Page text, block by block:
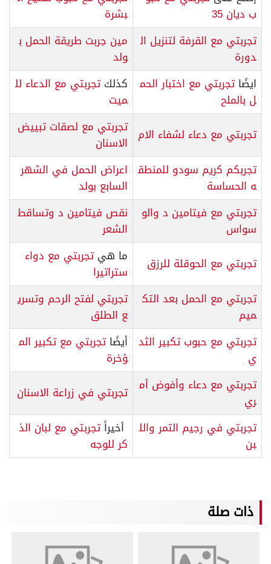
ب ديان 35
بشرة
تجربتي مع القرفة لتنزيل ال
دورة
مين جربت طريقة الحمل ب
ولد
ايضًاتجربتي مع اختبار الحم
ل بالملح
كذلكتجربتي مع الدعاء لل
ميت
تجربتي مع دعاء لشفاء الام تجربتي مع لصقات تبييض
الاسنان
تجربكم كريم سودو للمنطق
ه الحساسة
اعراض الحمل في الشهر
السابع بولد
تجربتي مع فيتامين د والو
سواس
نقص فيتامين د وتساقط
الشعر
تجربتي مع الحوقلة للرزق
ما هيتجربتي مع دواء
ستراتيرا
تجربتي مع الحمل بعد التك
ميم
تجربتي لفتح الرحم وتسري
ع الطلق
تجربتي مع حبوب تكبير الثد
ي
أيضًاتجربتي مع تكبير الم
ؤخرة
تجربتي مع دعاء وأفوض أم
ري
تجربتي في زراعة الاسنان
تجربتي في رجيم التمر والل
بن
أخيراًتجربتي مع لبان الذ
كر للوجه
ذات صلة